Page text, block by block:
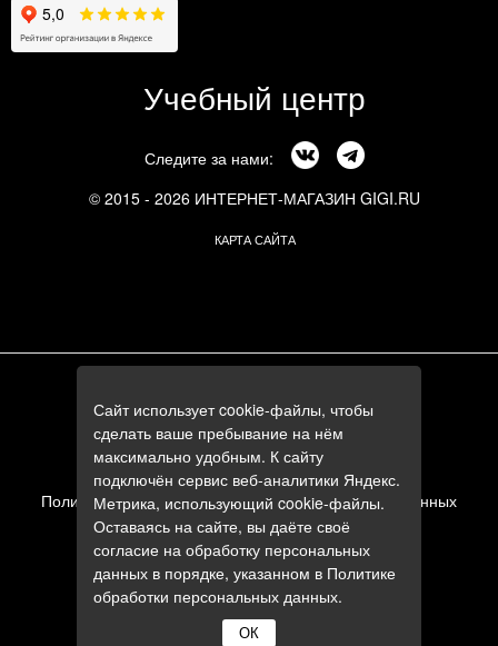
Учебный центр
Следите за нами:
© 2015 - 2026 ИНТЕРНЕТ-МАГАЗИН GIGI.RU
КАРТА САЙТА
+7 (495) 644-84-05
+7 (985) 644-84-05
e-mail:
zakaz@gigi.ru
Политика в отношении обработки персональных данных
Пользовательское соглашение
Сайт использует cookie-файлы, чтобы
сделать ваше пребывание на нём
максимально удобным. К сайту
подключён сервис веб-аналитики Яндекс.
Метрика, использующий cookie-файлы.
Оставаясь на сайте, вы даёте своё
согласие на обработку персональных
данных в порядке, указанном в Политике
обработки персональных данных.
ОК